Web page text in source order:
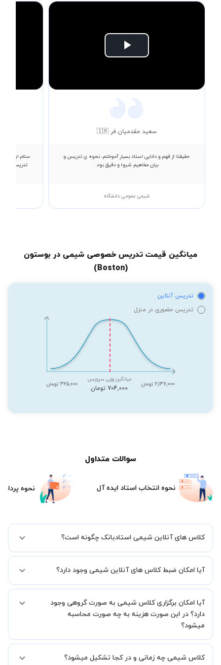
Play
سعید مقدمیان فر 🇮🇷
حقیقتا از فهم و دانایی استاد بسیار آموختم، نحوه ی تدریس و
بیان مفاهیم شیوا و دقیق بود.
شیمی عمومی دانشگاه
سلام ایشون
تدریس کردن
میانگین قیمت تدریس خصوصی شیمی در بوستون
(Boston)
تدریس آنلاین
تدریس حضوری در منزل
2,137,000 تومان
میانگین وزنی سرویس
704,000 تومان
325,000 تومان
سوالات متداول
نحوه انتخاب استاد ایده آل نحوه
کلاس های آنلاین شیمی استادبانک چگونه است؟
شما میدهیم که استاد شما پیش از جلسه تمامی موارد لازم برای برگزاری
آیا امکان ضبط کلاس های آنلاین شیمی وجود دارد؟
کنید.
آیا امکان برگزاری کلاس شیمی به صورت گروهی وجود
دارد؟ در این صورت هزینه به چه صورت محاسبه
میشود؟
مایل هستید کلاس ها را در کنار دوستان و یا آشنایان خود به صورت گروهی
کلاس شیمی چه زمانی و در کجا تشکیل میشود؟